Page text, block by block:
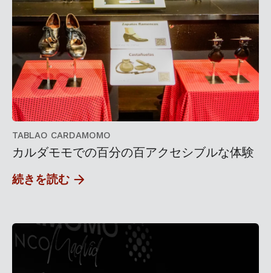
TABLAO CARDAMOMO
カルダモモでの百分の百アクセシブルな体験
続きを読む